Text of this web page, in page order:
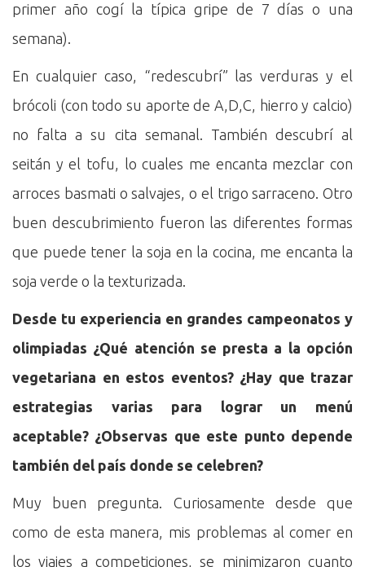
primer año cogí la típica gripe de 7 días o una
semana).
En cualquier caso, “redescubrí” las verduras y el
brócoli (con todo su aporte de A,D,C, hierro y calcio)
no falta a su cita semanal. También descubrí al
seitán y el tofu, lo cuales me encanta mezclar con
arroces basmati o salvajes, o el trigo sarraceno. Otro
buen descubrimiento fueron las diferentes formas
que puede tener la soja en la cocina, me encanta la
soja verde o la texturizada.
Desde tu experiencia en grandes campeonatos y
olimpiadas ¿Qué atención se presta a la opción
vegetariana en estos eventos? ¿Hay que trazar
estrategias varias para lograr un menú
aceptable? ¿Observas que este punto depende
también del país donde se celebren?
Muy buen pregunta. Curiosamente desde que
como de esta manera, mis problemas al comer en
los viajes a competiciones, se minimizaron cuanto